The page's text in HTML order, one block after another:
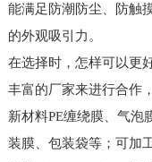
能满足防潮防尘、防触
的外观吸引力。
在选择时，怎样可以更
丰富的厂家来进行合作
新材料PE缠绕膜、气泡
装膜、包装袋等；可加